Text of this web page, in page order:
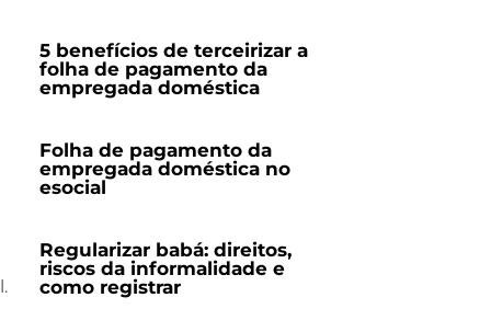
5 benefícios de terceirizar a
folha de pagamento da
empregada doméstica
Folha de pagamento da
empregada doméstica no
esocial
Regularizar babá: direitos,
riscos da informalidade e
como registrar